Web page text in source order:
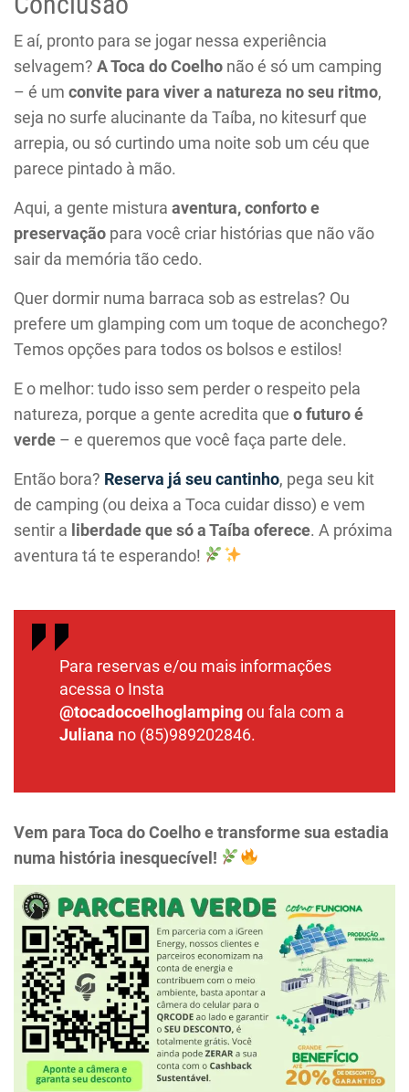
E aí, pronto para se jogar nessa experiência
selvagem? A Toca do Coelho não é só um camping
– é um convite para viver a natureza no seu ritmo,
seja no surfe alucinante da Taíba, no kitesurf que
arrepia, ou só curtindo uma noite sob um céu que
parece pintado à mão.
Aqui, a gente mistura aventura, conforto e
preservação para você criar histórias que não vão
sair da memória tão cedo.
Quer dormir numa barraca sob as estrelas? Ou
prefere um glamping com um toque de aconchego?
Temos opções para todos os bolsos e estilos!
E o melhor: tudo isso sem perder o respeito pela
natureza, porque a gente acredita que o futuro é
verde – e queremos que você faça parte dele.
Então bora? Reserva já seu cantinho, pega seu kit
de camping (ou deixa a Toca cuidar disso) e vem
sentir a liberdade que só a Taíba oferece. A próxima
aventura tá te esperando!
Para reservas e/ou mais informações
acessa o Insta
@tocadocoelhoglamping ou fala com a
Juliana no (85)989202846.
Vem para Toca do Coelho e transforme sua estadia
numa história inesquecível!